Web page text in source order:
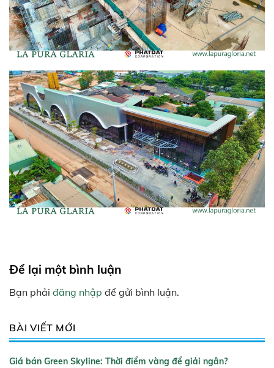
Để lại một bình luận
Bạn phải đăng nhập để gửi bình luận.
BÀI VIẾT MỚI
Giá bán Green Skyline: Thời điểm vàng để giải ngân?